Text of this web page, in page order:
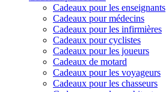
Cadeaux pour les enseignants
Cadeaux pour médecins
Cadeaux pour les infirmières
Cadeaux pour cyclistes
Cadeaux pour les joueurs
Cadeaux de motard
Cadeaux pour les voyageurs
Cadeaux pour les chasseurs